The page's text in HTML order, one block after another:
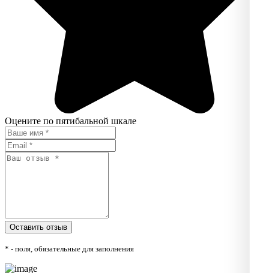
Оцените по пятибальной шкале
* - поля, обязательные для заполнения